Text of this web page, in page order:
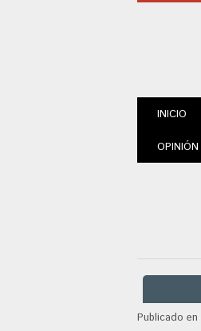
INICIO
OPINIÓN
Publicado en